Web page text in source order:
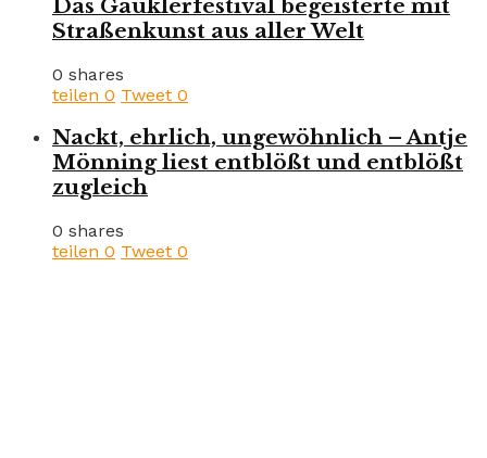
Das Gauklerfestival begeisterte mit
Straßenkunst aus aller Welt
0 shares
teilen 0 Tweet 0
Nackt, ehrlich, ungewöhnlich – Antje
Mönning liest entblößt und entblößt
zugleich
0 shares
teilen 0 Tweet 0